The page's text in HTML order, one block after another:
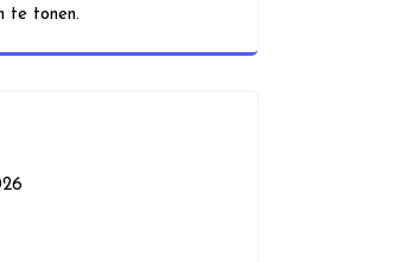
te tonen.